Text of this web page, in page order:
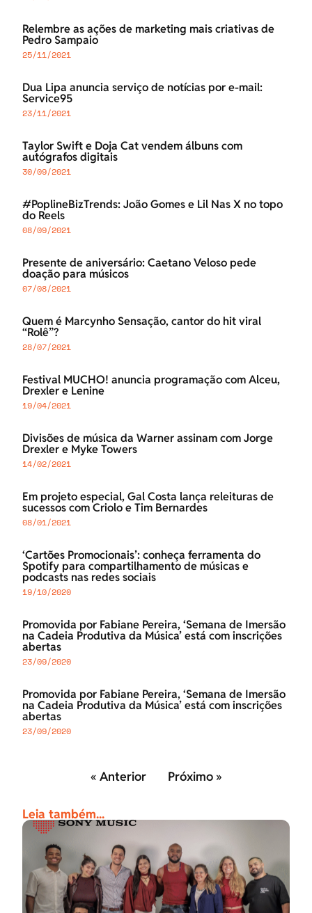
Relembre as ações de marketing mais criativas de
Pedro Sampaio
25/11/2021
Dua Lipa anuncia serviço de notícias por e-mail:
Service95
23/11/2021
Taylor Swift e Doja Cat vendem álbuns com
autógrafos digitais
30/09/2021
#PoplineBizTrends: João Gomes e Lil Nas X no topo
do Reels
08/09/2021
Presente de aniversário: Caetano Veloso pede
doação para músicos
07/08/2021
Quem é Marcynho Sensação, cantor do hit viral
“Rolê”?
28/07/2021
Festival MUCHO! anuncia programação com Alceu,
Drexler e Lenine
19/04/2021
Divisões de música da Warner assinam com Jorge
Drexler e Myke Towers
14/02/2021
Em projeto especial, Gal Costa lança releituras de
sucessos com Criolo e Tim Bernardes
08/01/2021
‘Cartões Promocionais’: conheça ferramenta do
Spotify para compartilhamento de músicas e
podcasts nas redes sociais
19/10/2020
Promovida por Fabiane Pereira, ‘Semana de Imersão
na Cadeia Produtiva da Música’ está com inscrições
abertas
23/09/2020
Promovida por Fabiane Pereira, ‘Semana de Imersão
na Cadeia Produtiva da Música’ está com inscrições
abertas
23/09/2020
« Anterior Próximo »
Leia também...